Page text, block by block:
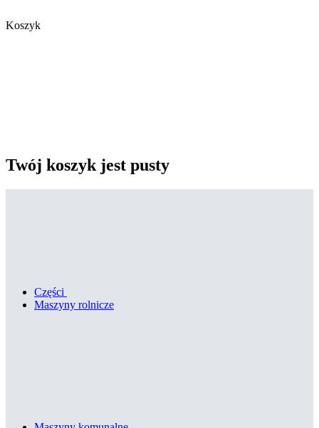
Koszyk
Twój koszyk jest pusty
Części
Maszyny rolnicze